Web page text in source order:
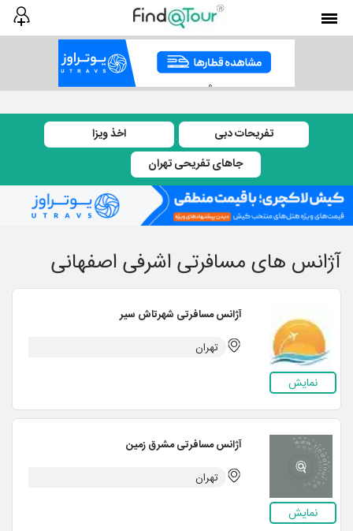
تگ های آژانس های مسافرتی آژانس های مسافرتی اشرفی
تفریحات دبی
اخذ ویزا
جاهای تفریحی تهران
آژانس های مسافرتی اشرفی اصفهانی
آژانس مسافرتی شهرتاش سیر
تهران
نمایش
آژانس مسافرتی مشرق زمین
تهران
نمایش